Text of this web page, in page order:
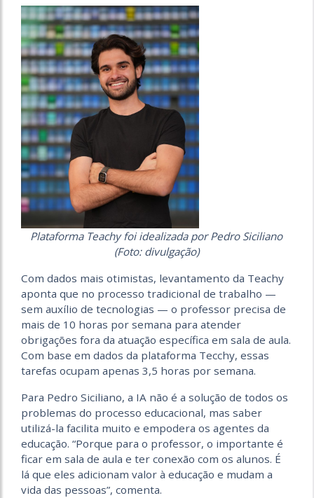
Plataforma Teachy foi idealizada por Pedro Siciliano
(Foto: divulgação)
Com dados mais otimistas, levantamento da Teachy
aponta que no processo tradicional de trabalho —
sem auxílio de tecnologias — o professor precisa de
mais de 10 horas por semana para atender
obrigações fora da atuação específica em sala de aula.
Com base em dados da plataforma Tecchy, essas
tarefas ocupam apenas 3,5 horas por semana.
Para Pedro Siciliano, a IA não é a solução de todos os
problemas do processo educacional, mas saber
utilizá-la facilita muito e empodera os agentes da
educação. “Porque para o professor, o importante é
ficar em sala de aula e ter conexão com os alunos. É
lá que eles adicionam valor à educação e mudam a
vida das pessoas”, comenta.